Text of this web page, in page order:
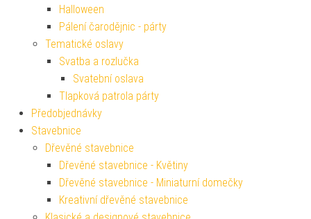
Halloween
Pálení čarodějnic - párty
Tematické oslavy
Svatba a rozlučka
Svatební oslava
Tlapková patrola párty
Předobjednávky
Stavebnice
Dřevěné stavebnice
Dřevěné stavebnice - Květiny
Dřevěné stavebnice - Miniaturní domečky
Kreativní dřevěné stavebnice